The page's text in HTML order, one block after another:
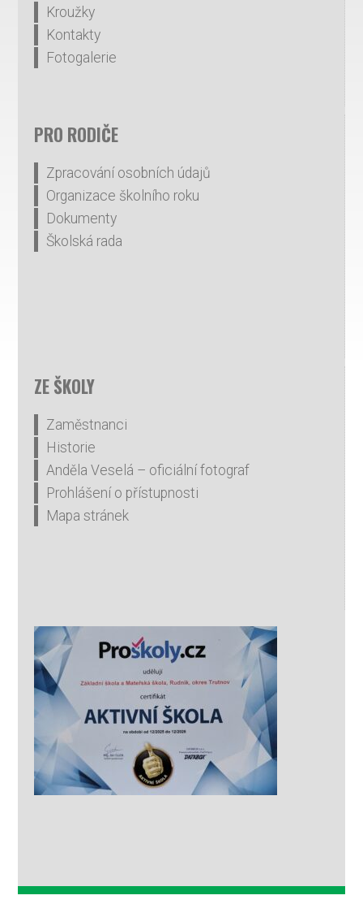
Kroužky
Kontakty
Fotogalerie
PRO RODIČE
Zpracování osobních údajů
Organizace školního roku
Dokumenty
Školská rada
ZE ŠKOLY
Zaměstnanci
Historie
Anděla Veselá – oficiální fotograf
Prohlášení o přístupnosti
Mapa stránek